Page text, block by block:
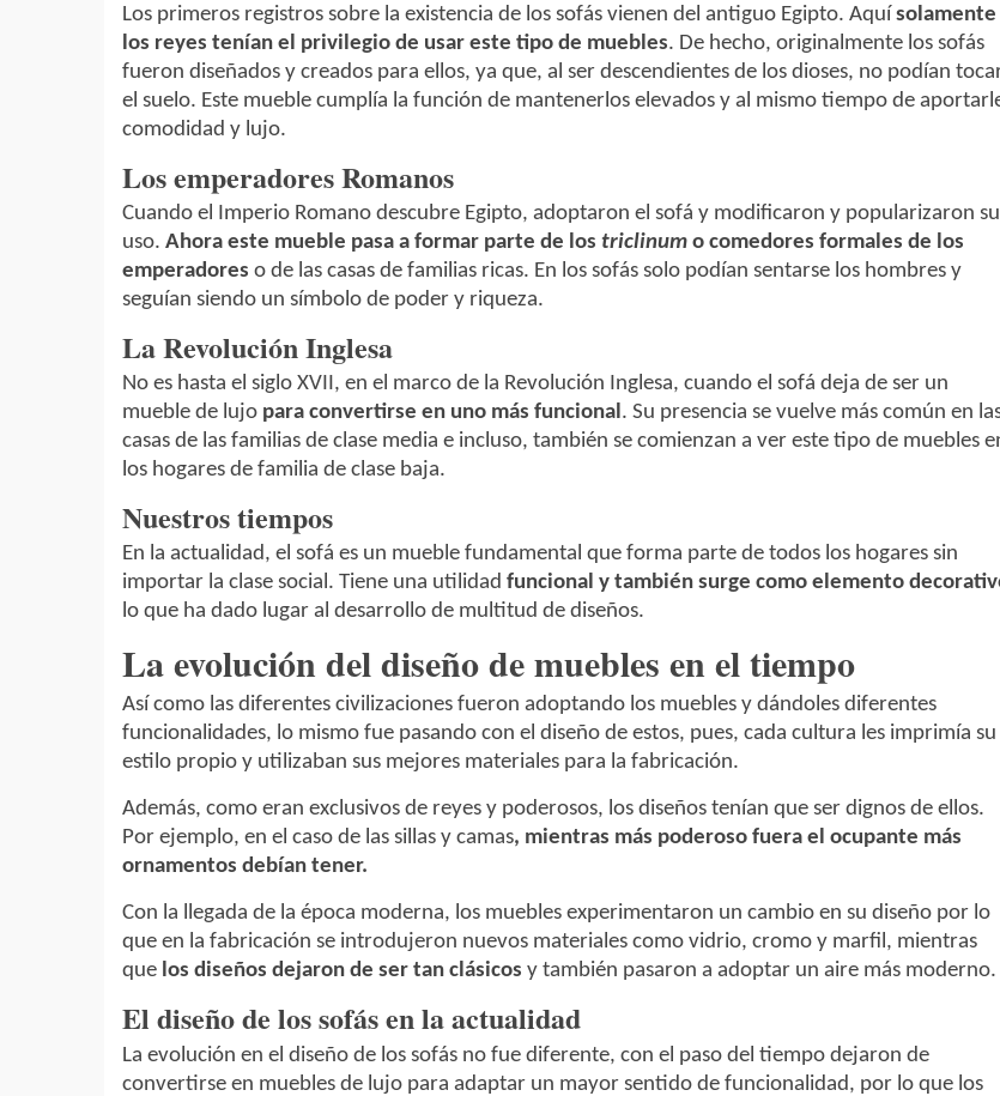
Los primeros registros sobre la existencia de los sofás vienen del antiguo Egipto. Aquí solamente
los reyes tenían el privilegio de usar este tipo de muebles. De hecho, originalmente los sofás
fueron diseñados y creados para ellos, ya que, al ser descendientes de los dioses, no podían
el suelo. Este mueble cumplía la función de mantenerlos elevados y al mismo tiempo de
comodidad y lujo.
Los emperadores Romanos
Cuando el Imperio Romano descubre Egipto, adoptaron el sofá y modificaron y popularizaron su
uso. Ahora este mueble pasa a formar parte de los triclinum o comedores formales de los
emperadores o de las casas de familias ricas. En los sofás solo podían sentarse los hombres y
seguían siendo un símbolo de poder y riqueza.
La Revolución Inglesa
No es hasta el siglo XVII, en el marco de la Revolución Inglesa, cuando el sofá deja de ser un
mueble de lujo para convertirse en uno más funcional. Su presencia se vuelve más común en
casas de las familias de clase media e incluso, también se comienzan a ver este tipo de muebles
los hogares de familia de clase baja.
Nuestros tiempos
En la actualidad, el sofá es un mueble fundamental que forma parte de todos los hogares sin
importar la clase social. Tiene una utilidad funcional y también surge como elemento
lo que ha dado lugar al desarrollo de multitud de diseños.
La evolución del diseño de muebles en el tiempo
Así como las diferentes civilizaciones fueron adoptando los muebles y dándoles diferentes
funcionalidades, lo mismo fue pasando con el diseño de estos, pues, cada cultura les imprimía su
estilo propio y utilizaban sus mejores materiales para la fabricación.
Además, como eran exclusivos de reyes y poderosos, los diseños tenían que ser dignos de ellos.
Por ejemplo, en el caso de las sillas y camas, mientras más poderoso fuera el ocupante más
ornamentos debían tener.
Con la llegada de la época moderna, los muebles experimentaron un cambio en su diseño por lo
que en la fabricación se introdujeron nuevos materiales como vidrio, cromo y marfil, mientras
que los diseños dejaron de ser tan clásicos y también pasaron a adoptar un aire más moderno.
El diseño de los sofás en la actualidad
La evolución en el diseño de los sofás no fue diferente, con el paso del tiempo dejaron de
convertirse en muebles de lujo para adaptar un mayor sentido de funcionalidad, por lo que los